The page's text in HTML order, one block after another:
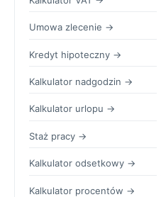
Umowa zlecenie →
Kredyt hipoteczny →
Kalkulator nadgodzin →
Kalkulator urlopu →
Staż pracy →
Kalkulator odsetkowy →
Kalkulator procentów →